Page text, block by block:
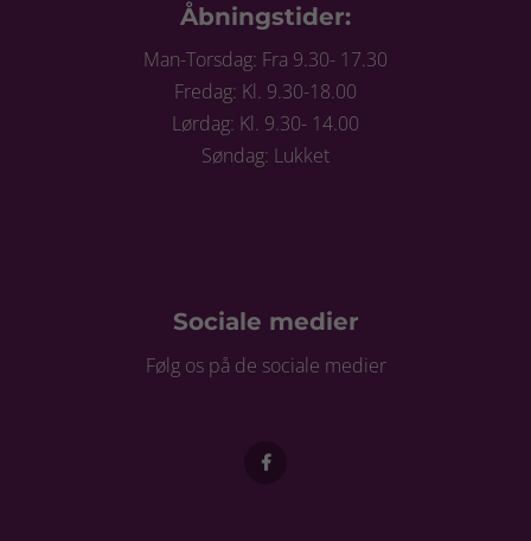
Åbningstider:
Man-Torsdag: Fra 9.30- 17.30
Fredag: Kl. 9.30-18.00
Lørdag: Kl. 9.30- 14.00
Søndag: Lukket
Sociale medier
Følg os på de sociale medier